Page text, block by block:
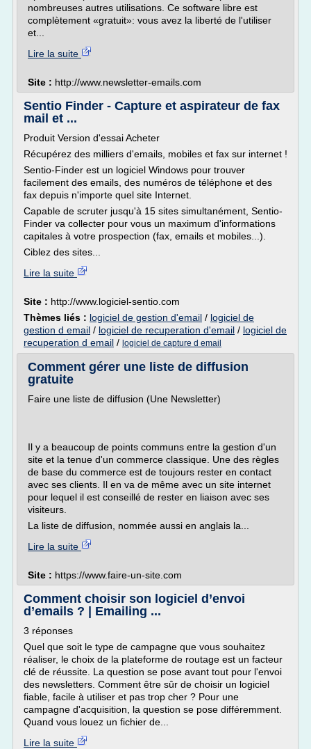
nombreuses autres utilisations. Ce software libre est
complètement «gratuit»: vous avez la liberté de l'utiliser
et...
Lire la suite
Site : http://www.newsletter-emails.com
Sentio Finder - Capture et aspirateur de fax
mail et ...
Produit Version d'essai Acheter
Récupérez des milliers d'emails, mobiles et fax sur internet !
Sentio-Finder est un logiciel Windows pour trouver
facilement des emails, des numéros de téléphone et des
fax depuis n'importe quel site Internet.
Capable de scruter jusqu'à 15 sites simultanément, Sentio-
Finder va collecter pour vous un maximum d'informations
capitales à votre prospection (fax, emails et mobiles...).
Ciblez des sites...
Lire la suite
Site : http://www.logiciel-sentio.com
Thèmes liés : logiciel de gestion d'email / logiciel de
gestion d email / logiciel de recuperation d'email / logiciel de
recuperation d email / logiciel de capture d email
Comment gérer une liste de diffusion
gratuite
Faire une liste de diffusion (Une Newsletter)
Il y a beaucoup de points communs entre la gestion d'un
site et la tenue d'un commerce classique. Une des règles
de base du commerce est de toujours rester en contact
avec ses clients. Il en va de même avec un site internet
pour lequel il est conseillé de rester en liaison avec ses
visiteurs.
La liste de diffusion, nommée aussi en anglais la...
Lire la suite
Site : https://www.faire-un-site.com
Comment choisir son logiciel d’envoi
d’emails ? | Emailing ...
3 réponses
Quel que soit le type de campagne que vous souhaitez
réaliser, le choix de la plateforme de routage est un facteur
clé de réussite. La question se pose avant tout pour l'envoi
des newsletters. Comment être sûr de choisir un logiciel
fiable, facile à utiliser et pas trop cher ? Pour une
campagne d'acquisition, la question se pose différemment.
Quand vous louez un fichier de...
Lire la suite